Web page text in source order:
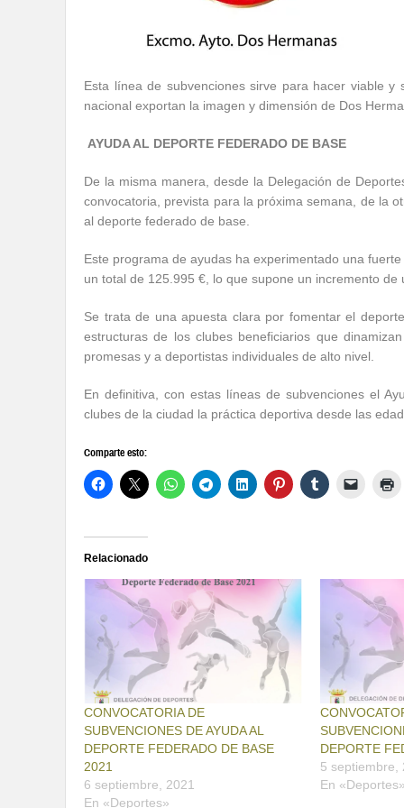
Esta línea de subvenciones sirve para hacer viable
nacional exportan la imagen y dimensión de Dos
AYUDA AL DEPORTE FEDERADO DE BASE
De la misma manera, desde la Delegación de
convocatoria, prevista para la próxima semana, de la
al deporte federado de base.
Este programa de ayudas ha experimentado una
un total de 125.995 €, lo que supone un incremento de
Se trata de una apuesta clara por fomentar el
estructuras de los clubes beneficiarios que
promesas y a deportistas individuales de alto nivel.
En definitiva, con estas líneas de subvenciones el
clubes de la ciudad la práctica deportiva desde las
Comparte esto:
Relacionado
CONVOCATORIA DE
SUBVENCIONES DE AYUDA AL
DEPORTE FEDERADO DE BASE
2021
6 septiembre, 2021
En «Deportes»
DEPORTE
5 septiembre,
En